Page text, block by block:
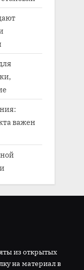
важен
из открытых
на материал в